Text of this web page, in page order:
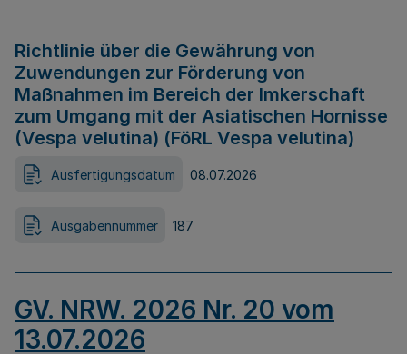
Richtlinie über die Gewährung von
Zuwendungen zur Förderung von
Maßnahmen im Bereich der Imkerschaft
zum Umgang mit der Asiatischen Hornisse
(Vespa velutina) (FöRL Vespa velutina)
Ausfertigungsdatum 08.07.2026
Ausgabennummer 187
GV. NRW. 2026 Nr. 20 vom
13.07.2026